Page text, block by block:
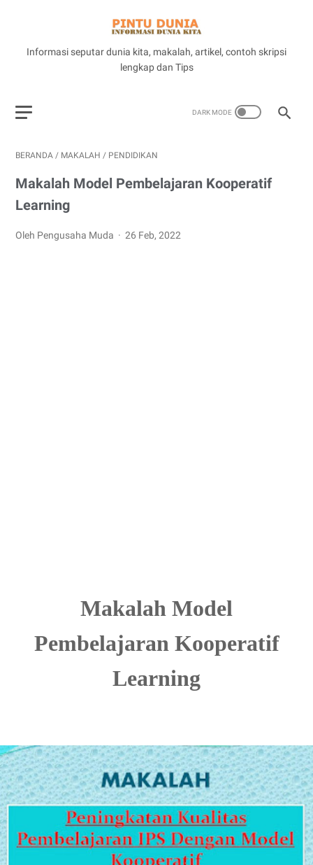
Informasi seputar dunia kita, makalah, artikel, contoh skripsi
lengkap dan Tips
BERANDA / MAKALAH / PENDIDIKAN
Makalah Model Pembelajaran Kooperatif
Learning
Oleh Pengusaha Muda 26 Feb, 2022
Makalah Model
Pembelajaran Kooperatif
Learning